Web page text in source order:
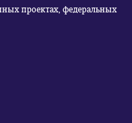
проектах, федеральных